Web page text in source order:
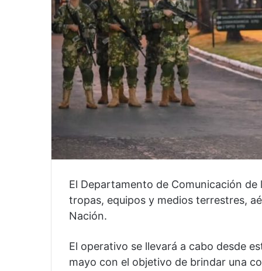
El Departamento de Comunicación
tropas, equipos y medios terrestres,
Nación.
El operativo se llevará a cabo desde
mayo con el objetivo de brindar una